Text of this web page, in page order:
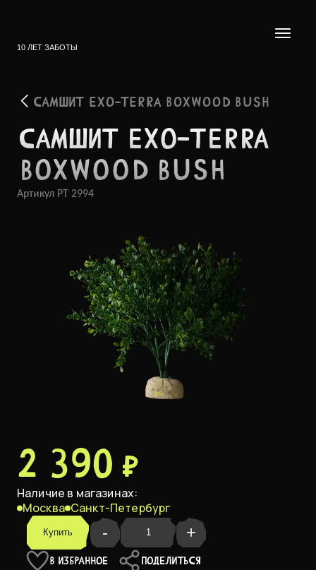
10 ЛЕТ ЗАБОТЫ
САМШИТ EXO-TERRA BOXWOOD BUSH
САМШИТ EXO-TERRA
BOXWOOD BUSH
Артикул PT 2994
2 390 ₽
Наличие в магазинах:
Москва Санкт-Петербург
Купить - +
В ИЗБРАННОЕ ПОДЕЛИТЬСЯ